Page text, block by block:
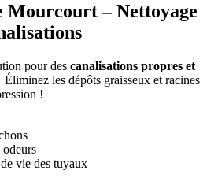
Mourcourt – Nettoyage
pour des canalisations propres et
les dépôts graisseux et racines
!
odeurs
vie des tuyaux